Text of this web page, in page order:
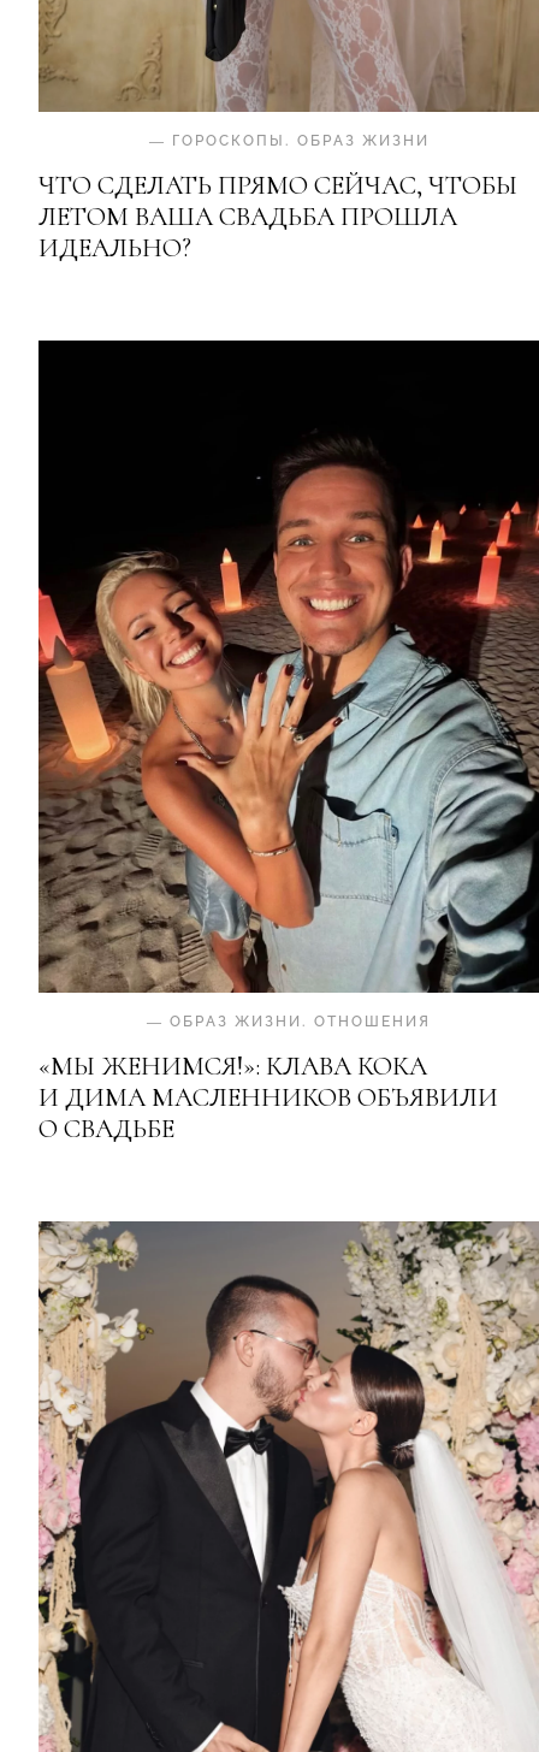
— ГОРОСКОПЫ . ОБРАЗ ЖИЗНИ
ЧТО СДЕЛАТЬ ПРЯМО СЕЙЧАС, ЧТОБЫ
ЛЕТОМ ВАША СВАДЬБА ПРОШЛА
ИДЕАЛЬНО?
— ОБРАЗ ЖИЗНИ . ОТНОШЕНИЯ
«МЫ ЖЕНИМСЯ!»: КЛАВА КОКА
И ДИМА МАСЛЕННИКОВ ОБЪЯВИЛИ
О СВАДЬБЕ